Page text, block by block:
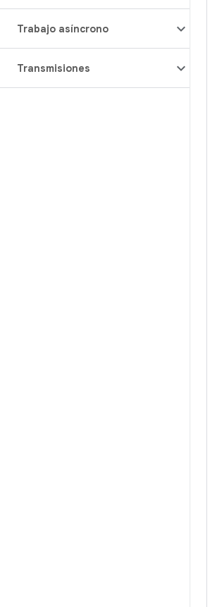
Trabajo asíncrono
Transmisiones